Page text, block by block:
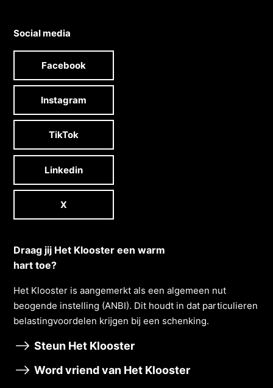
Social media
Facebook
Instagram
TikTok
Linkedin
X
Draag jij Het Klooster een warm
hart toe?
Het Klooster is aangemerkt als een algemeen nut
beogende instelling (ANBI). Dit houdt in dat particulieren
belastingvoordelen krĳgen bĳ een schenking.
Steun Het Klooster
Word vriend van Het Klooster